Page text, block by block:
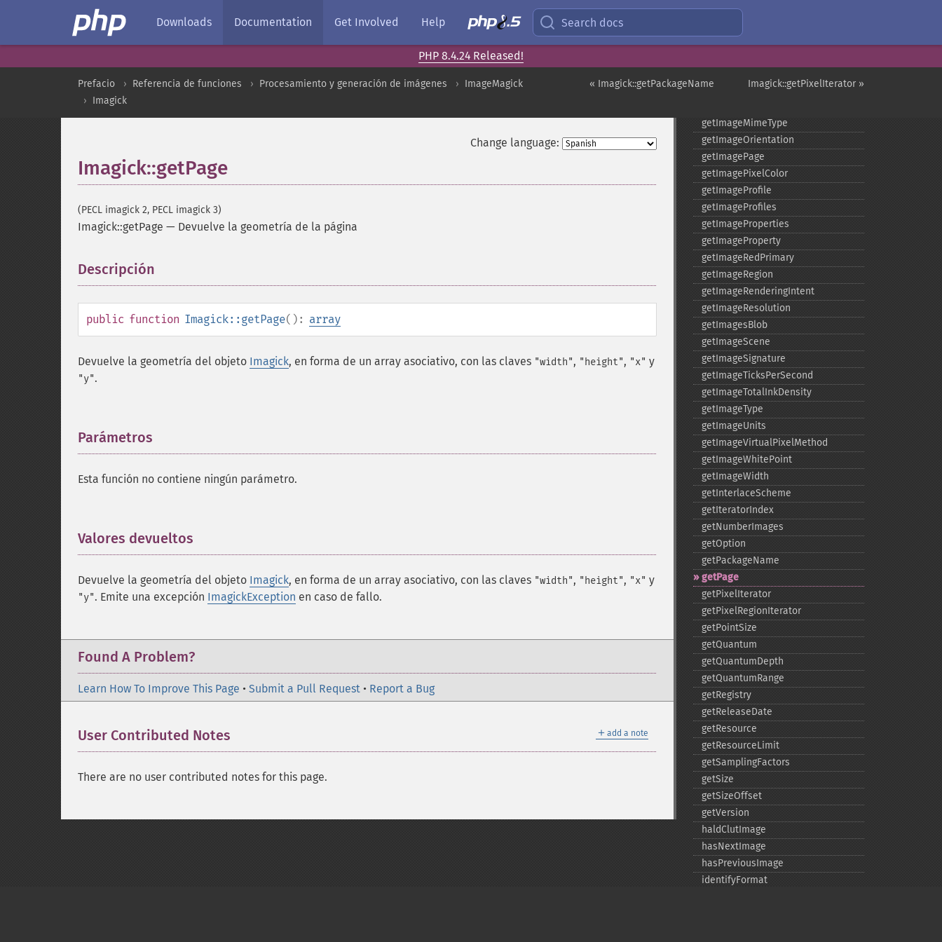
Downloads Documentation Get Involved Help Search docs
PHP 8.4.24 Released!
Imagick::getPixelIterator »
« Imagick::getPackageName
Prefacio Referencia de funciones Procesamiento y generación de imágenes
ImageMagick
Imagick
Change language:
Imagick::getPage
(PECL imagick 2, PECL imagick 3)
Imagick::getPage — Devuelve la geometría de la página
Descripción
public function Imagick::getPage(): array
Devuelve la geometría del objeto Imagick, en forma de un array asociativo, con las claves "width", "height", "x" y
"y".
Parámetros
Esta función no contiene ningún parámetro.
Valores devueltos
Devuelve la geometría del objeto Imagick, en forma de un array asociativo, con las claves "width", "height", "x" y
"y". Emite una excepción ImagickException en caso de fallo.
Found A Problem?
Learn How To Improve This Page • Submit a Pull Request • Report a Bug
＋ add a note
User Contributed Notes
There are no user contributed notes for this page.
getImageHistogram
getImageIterations
getImageMimeType
getImageOrientation
getImagePage
getImagePixelColor
getImageProfile
getImageProfiles
getImageProperties
getImageProperty
getImageRedPrimary
getImageRegion
getImageRenderingIntent
getImageResolution
getImagesBlob
getImageScene
getImageSignature
getImageTicksPerSecond
getImageTotalInkDensity
getImageType
getImageUnits
getImageVirtualPixelMethod
getImageWhitePoint
getImageWidth
getInterlaceScheme
getIteratorIndex
getNumberImages
getOption
getPackageName
getPage
getPixelIterator
getPixelRegionIterator
getPointSize
getQuantum
getQuantumDepth
getQuantumRange
getRegistry
getReleaseDate
getResource
getResourceLimit
getSamplingFactors
getSize
getSizeOffset
getVersion
haldClutImage
hasNextImage
hasPreviousImage
identifyFormat